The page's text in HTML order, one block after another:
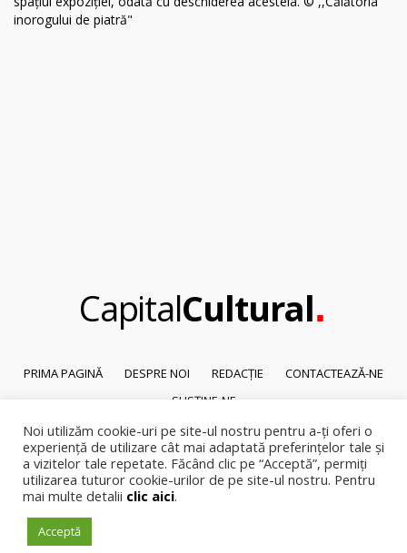
CapitalCultural.
PRIMA PAGINĂ DESPRE NOI REDACȚIE
CONTACTEAZĂ-NE
SUSȚINE-NE
© 2026Capital Cultural
Reproducerea integrală sau parțială a textelor sau a ilustrațiilor din orice
pagină a site-ului este posibilă numai cu acordul prealabil scris al Capital
Noi utilizăm cookie-uri pe site-ul nostru pentru a-ți oferi o
experiență de utilizare cât mai adaptată preferințelor tale și
a vizitelor tale repetate. Făcând clic pe “Acceptă”, permiți
utilizarea tuturor cookie-urilor de pe site-ul nostru. Pentru
mai multe detalii clic aici.
Acceptă